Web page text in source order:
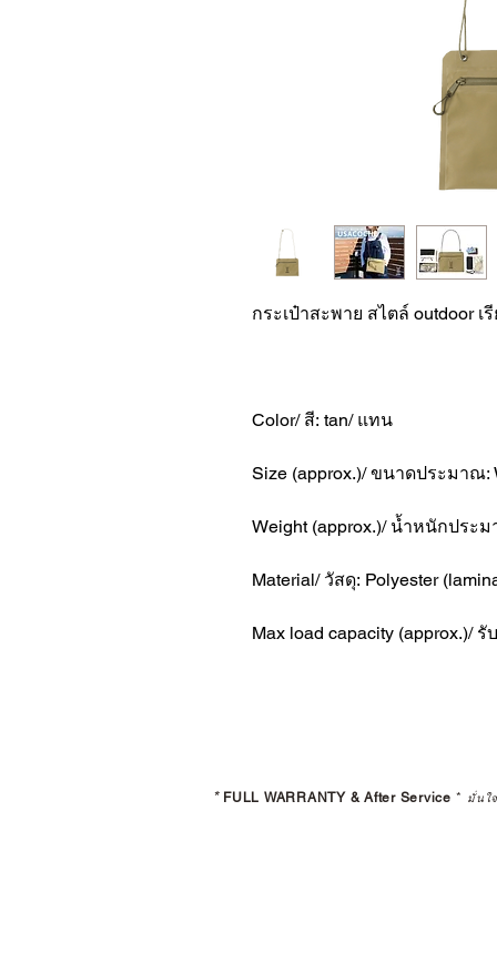
กระเป๋าสะพาย สไตล์ outdoor
Color/ สี: tan/ แทน
Size (approx.)/ ขนาดประมาณ:
Weight (approx.)/ น้ำหนักประ
Material/ วัสดุ: Polyester
Max load capacity (approx.)/
* FULL WARRANTY & After Service * มั่นใ